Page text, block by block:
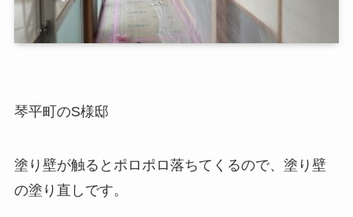
琴平町のS様邸
塗り壁が触るとポロポロ落ちてくるので、塗り壁
の塗り直しです。